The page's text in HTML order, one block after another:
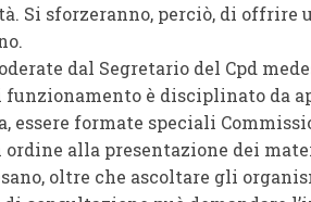
Si sforzeranno, perciò, di
dal Segretario del Cpd
è disciplinato da
essere formate speciali
alla presentazione dei
oltre che ascoltare gli